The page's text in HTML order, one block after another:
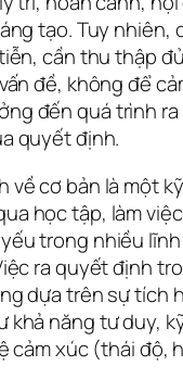
tạo. Tuy nhiên,
cần thu thập
đề, không để
đến quá trình
quyết định.
về cơ bản là một
học tập, làm
trong nhiều
ra quyết định
dựa trên sự tích
khả năng tư duy,
cảm xúc (thái độ,